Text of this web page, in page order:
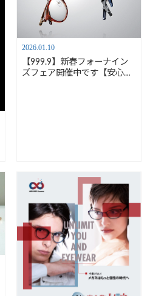
2026.01.10
【999.9】新春フォーナイン
ズフェア開催中です【安心堂